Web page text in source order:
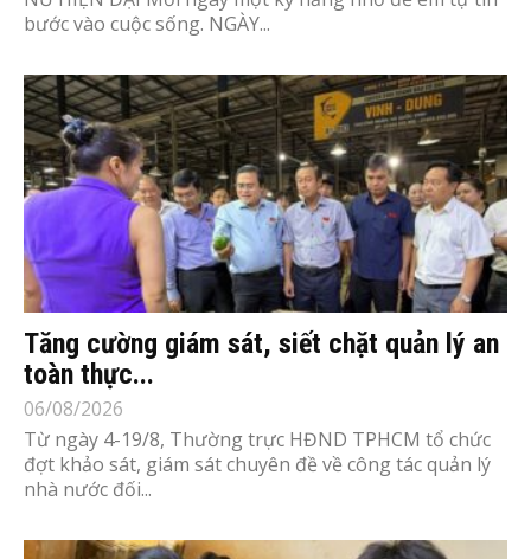
bước vào cuộc sống. NGÀY...
Tăng cường giám sát, siết chặt quản lý an
toàn thực...
06/08/2026
Từ ngày 4-19/8, Thường trực HĐND TPHCM tổ chức
đợt khảo sát, giám sát chuyên đề về công tác quản lý
nhà nước đối...